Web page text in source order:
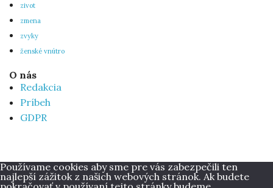
zivot
zmena
zvyky
ženské vnútro
O nás
Redakcia
Príbeh
GDPR
Používame cookies aby sme pre vás zabezpečili ten
najlepší zážitok z našich webových stránok. Ak budete